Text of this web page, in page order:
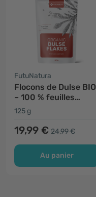
FutuNatura
Flocons de Dulse BIO
– 100 % feuilles
d'algues dulse
125 g
19,99 € 24,99 €
Au panier